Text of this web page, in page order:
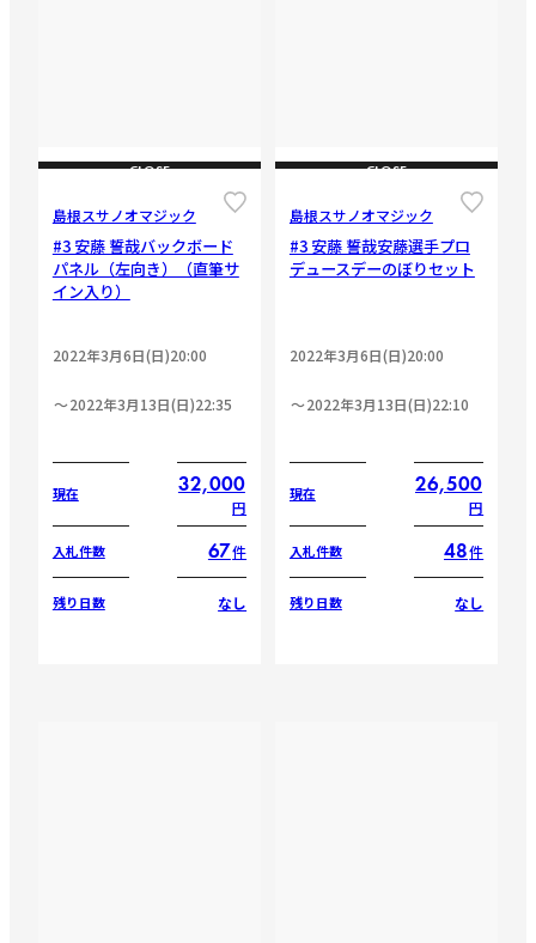
CLOSE
島根スサノオマジック
#3 安藤 誓哉バックボード
パネル（左向き）（直筆サ
イン入り）
2022年3月6日(日)20:00
2022年3月13日(日)22:35
現在 32,000
円
入札件数 67件
残り日数 なし
CLOSE
島根スサノオマジック
#3 安藤 誓哉安藤選手プロ
デュースデーのぼりセット
2022年3月6日(日)20:00
2022年3月13日(日)22:10
現在 26,500
円
入札件数 48件
残り日数 なし